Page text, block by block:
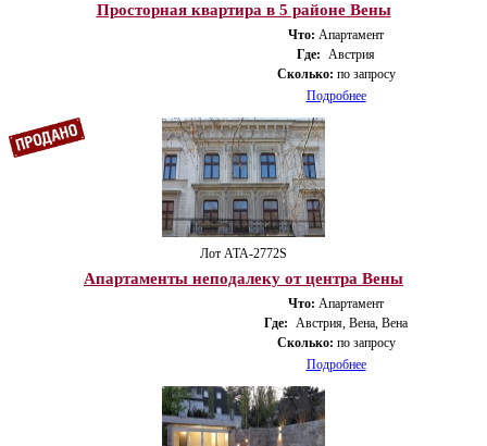
Просторная квартира в 5 районе Вены
Что: Апартамент
Где: Австрия
Сколько: по запросу
Подробнее
Лот ATA-2772S
Апартаменты неподалеку от центра Вены
Что: Апартамент
Где: Австрия, Вена, Вена
Сколько: по запросу
Подробнее